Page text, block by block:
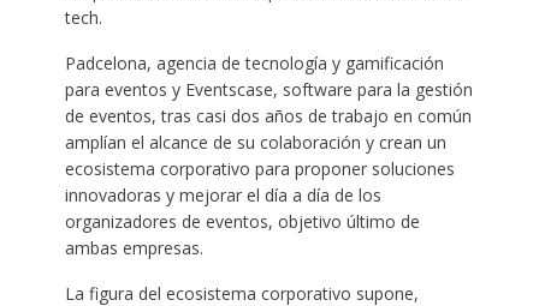
tech.
Padcelona, agencia de tecnología y gamificación
para eventos y Eventscase, software para la gestión
de eventos, tras casi dos años de trabajo en común
amplían el alcance de su colaboración y crean un
ecosistema corporativo para proponer soluciones
innovadoras y mejorar el día a día de los
organizadores de eventos, objetivo último de
ambas empresas.
La figura del ecosistema corporativo supone,